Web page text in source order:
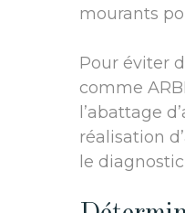
mourants
Pour éviter
comme
l’abattage
réalisation
le diagnostic